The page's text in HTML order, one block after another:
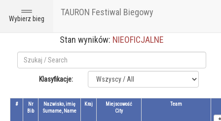
Toggle
navigation
Wybierz bieg
TAURON Festiwal Biegowy
Stan wyników: NIEOFICJALNE
Klasyfikacje:
#
Nr
Bib
Nazwisko, imię
Surname, Name
Kraj
Miejscowość
City
Team